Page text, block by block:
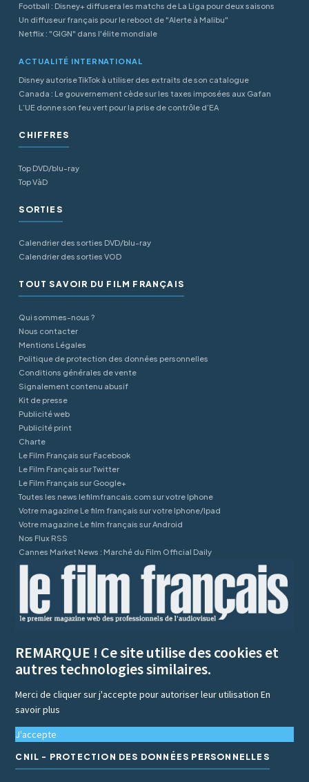
Football : Disney+ diffusera les matchs de La Liga pour deux saisons
Un diffuseur français pour le reboot de "Alerte à Malibu"
Netflix : "GIGN" dans l'élite mondiale
ACTUALITÉ INTERNATIONAL
Disney autorise TikTok à utiliser des extraits de son catalogue
Canada : Le gouvernement cède sur les taxes imposées aux Gafan
L’UE donne son feu vert pour la prise de contrôle d’EA
CHIFFRES
Top DVD/blu-ray
Top VàD
SORTIES
Calendrier des sorties DVD/blu-ray
Calendrier des sorties VOD
TOUT SAVOIR DU FILM FRANÇAIS
Qui sommes-nous ?
Nous contacter
Mentions Légales
Politique de protection des données personnelles
Conditions générales de vente
Signalement contenu abusif
Kit de presse
Publicité web
Publicité print
Charte
Le Film Français sur Facebook
Le Film Français sur Twitter
Le Film Français sur Google+
Toutes les news lefilmfrancais.com sur votre Iphone
Votre magazine Le film français sur votre Iphone/Ipad
Votre magazine Le film français sur Android
Nos Flux RSS
Cannes Market News : Marché du Film Official Daily
REMARQUE ! Ce site utilise des cookies et
autres technologies similaires.
Merci de cliquer sur j'accepte pour autoriser leur utilisationEn
savoir plus
J'accepte
CNIL - PROTECTION DES DONNÉES PERSONNELLES